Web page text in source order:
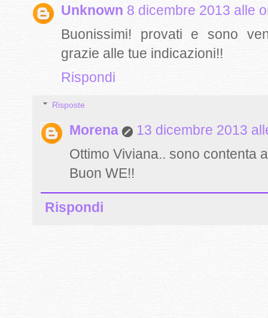
Unknown 8 dicembre 2013 alle
Buonissimi! provati e sono
grazie alle tue indicazioni!!
Rispondi
Risposte
Morena
13 dicembre 2013
Ottimo Viviana.. sono contenta
Buon WE!!
Rispondi